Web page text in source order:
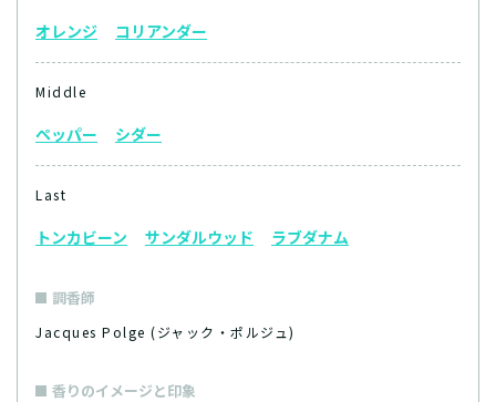
オレンジ コリアンダー
Middle
ペッパー シダー
Last
トンカビーン サンダルウッド ラブダナム
調香師
Jacques Polge (ジャック・ポルジュ)
香りのイメージと印象